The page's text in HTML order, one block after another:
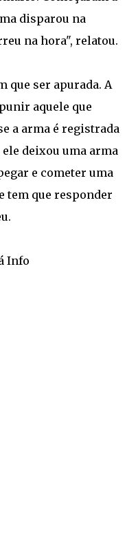
disparou na
na hora", relatou.
que ser apurada. A
aquele que
a arma é registrada
ele deixou uma arma
e cometer uma
tem que responder
Info